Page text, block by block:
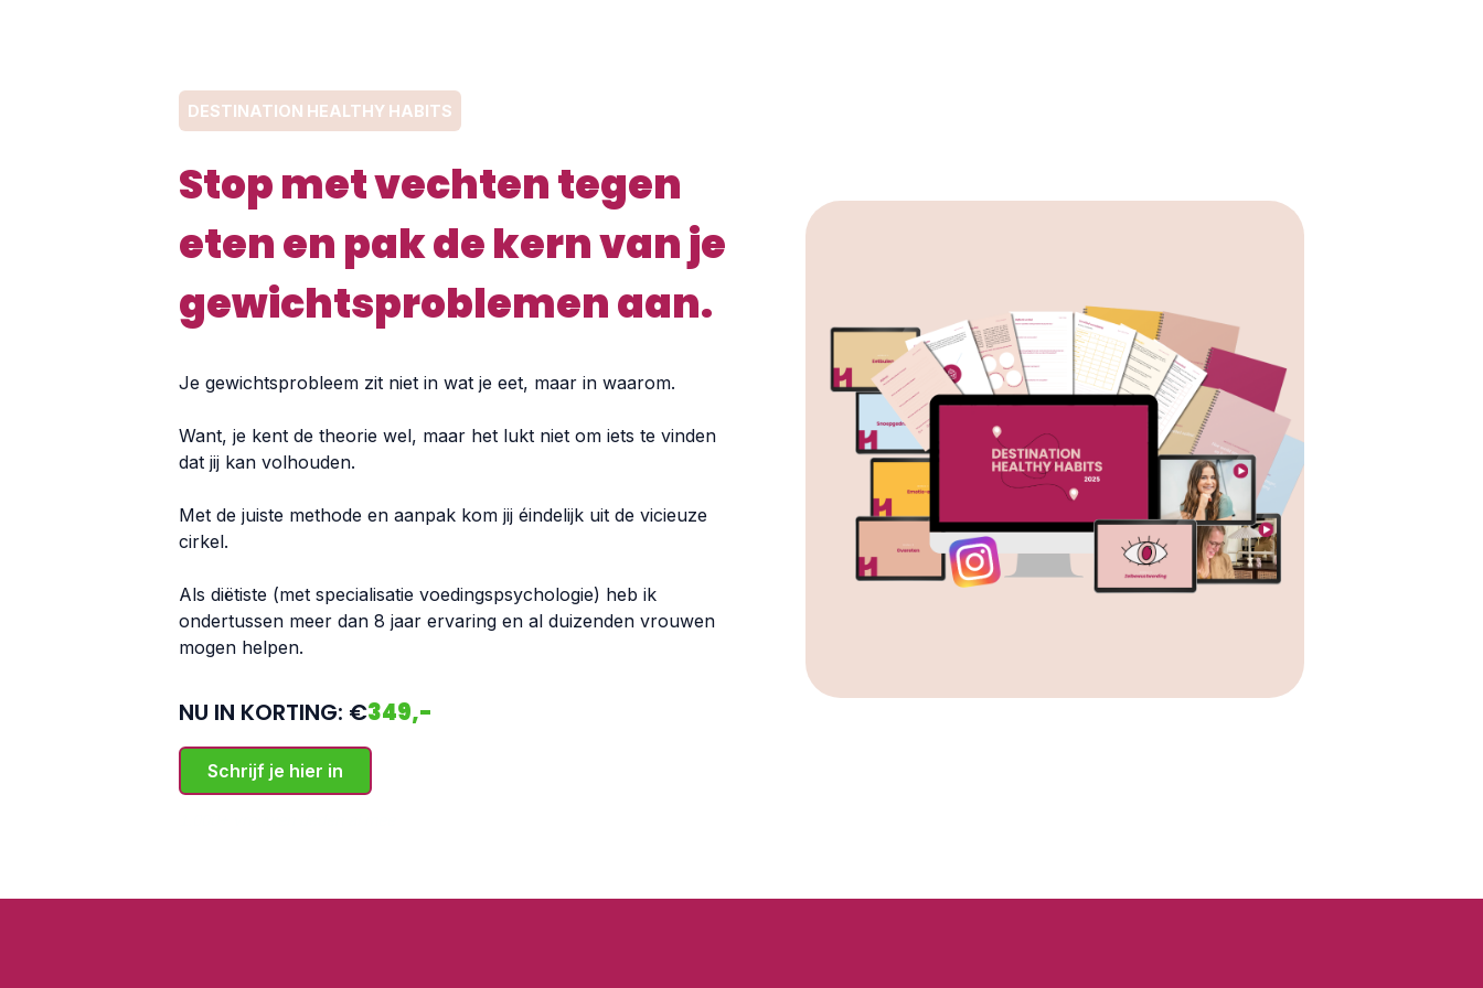
DESTINATION HEALTHY HABITS
Stop met vechten tegen
eten en pak de kern van je
gewichtsproblemen aan.
Je gewichtsprobleem zit niet in wat je eet, maar in waarom.
Want, je kent de theorie wel, maar het lukt niet om iets te vinden
dat jij kan volhouden.
Met de juiste methode en aanpak kom jij éindelijk uit de vicieuze
cirkel.
Als diëtiste (met specialisatie voedingspsychologie) heb ik
ondertussen meer dan 8 jaar ervaring en al duizenden vrouwen
mogen helpen.
NU IN KORTING: €349,-
Schrijf je hier in